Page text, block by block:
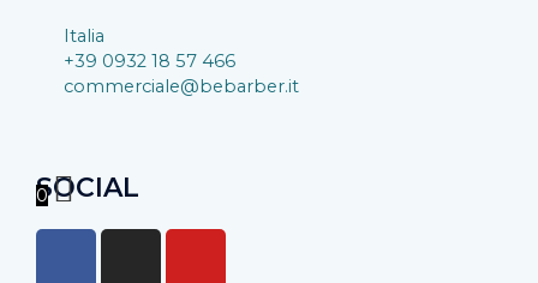
Italia
+39 0932 18 57 466
commerciale@bebarber.it
SOCIAL
0